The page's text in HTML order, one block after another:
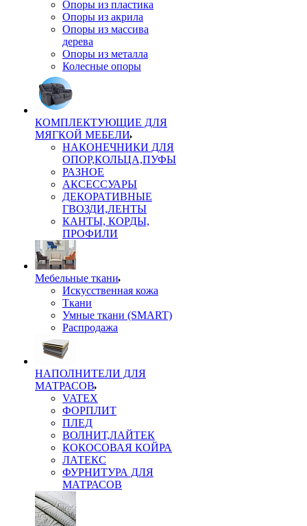
Опоры из пластика
Опоры из акрила
Опоры из массива
дерева
Опоры из металла
Колесные опоры
КОМПЛЕКТУЮЩИЕ ДЛЯ
МЯГКОЙ МЕБЕЛИ
НАКОНЕЧНИКИ ДЛЯ
ОПОР,КОЛЬЦА,ПУФЫ
РАЗНОЕ
АКСЕССУАРЫ
ДЕКОРАТИВНЫЕ
ГВОЗДИ,ЛЕНТЫ
КАНТЫ, КОРДЫ,
ПРОФИЛИ
Мебельные ткани
Искусственная кожа
Ткани
Умные ткани (SMART)
Распродажа
НАПОЛНИТЕЛИ ДЛЯ
МАТРАСОВ
VATEX
ФОРПЛИТ
ПЛЕД
ВОЛНИТ,ЛАЙТЕК
КОКОСОВАЯ КОЙРА
ЛАТЕКС
ФУРНИТУРА ДЛЯ
МАТРАСОВ